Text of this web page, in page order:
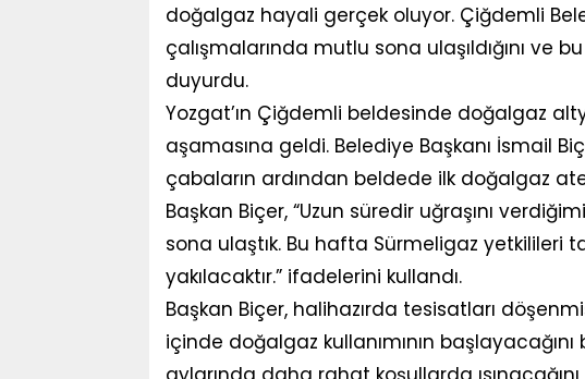
doğalgaz hayali gerçek oluyor. Çiğdemli
çalışmalarında mutlu sona ulaşıldığını ve
duyurdu.
Yozgat’ın Çiğdemli beldesinde doğalgaz
aşamasına geldi. Belediye Başkanı İsmail
çabaların ardından beldede ilk doğalgaz
Başkan Biçer, “Uzun süredir uğraşını
sona ulaştık. Bu hafta Sürmeligaz yetkilileri
yakılacaktır.” ifadelerini kullandı.
Başkan Biçer, halihazırda tesisatları
içinde doğalgaz kullanımının başlayacağını